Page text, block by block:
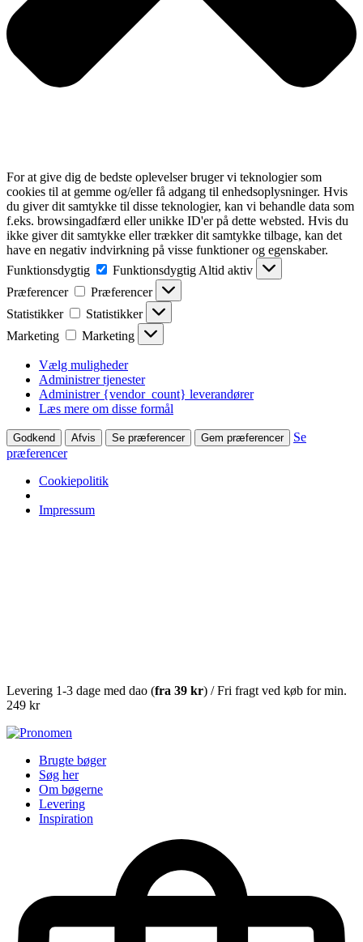
For at give dig de bedste oplevelser bruger vi teknologier som
cookies til at gemme og/eller få adgang til enhedsoplysninger. Hvis
du giver dit samtykke til disse teknologier, kan vi behandle data som
f.eks. browsingadfærd eller unikke ID'er på dette websted. Hvis du
ikke giver dit samtykke eller trækker dit samtykke tilbage, kan det
have en negativ indvirkning på visse funktioner og egenskaber.
Funktionsdygtig
Funktionsdygtig Altid aktiv
Præferencer
Præferencer
Statistikker
Statistikker
Marketing
Marketing
Vælg muligheder
Administrer tjenester
Administrer {vendor_count} leverandører
Læs mere om disse formål
Godkend Afvis Se præferencer Gem præferencer
Se
præferencer
Cookiepolitik
Impressum
Levering 1-3 dage med dao (fra 39 kr) / Fri fragt ved køb for min.
249 kr
Brugte bøger
Søg her
Om bøgerne
Levering
Inspiration